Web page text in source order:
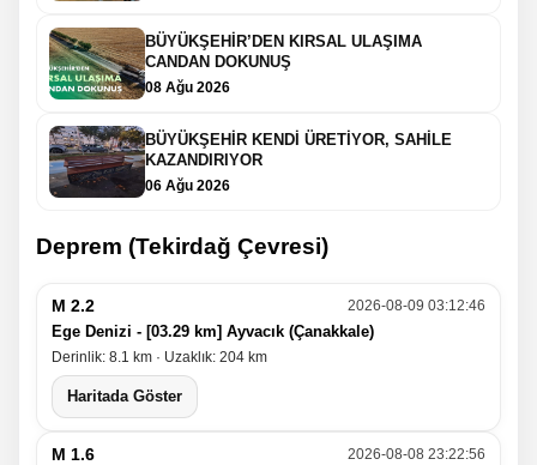
BÜYÜKŞEHİR’DEN KIRSAL ULAŞIMA
CANDAN DOKUNUŞ
08 Ağu 2026
BÜYÜKŞEHİR KENDİ ÜRETİYOR, SAHİLE
KAZANDIRIYOR
06 Ağu 2026
Deprem (Tekirdağ Çevresi)
M 2.2 2026-08-09 03:12:46
Ege Denizi - [03.29 km] Ayvacık (Çanakkale)
Derinlik: 8.1 km · Uzaklık: 204 km
Haritada Göster
M 1.6 2026-08-08 23:22:56